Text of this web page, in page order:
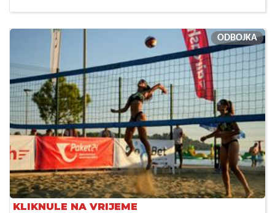
ODBOJKA
KLIKNULE NA VRIJEME